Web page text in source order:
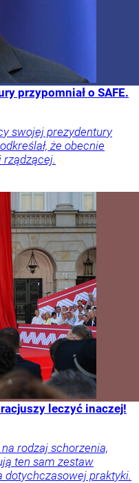
przypomniał o SAFE.
swojej prezydentury
że obecnie
rządzącej.
leczyć inaczej!
rodzaj schorzenia,
ten sam zestaw
dotychczasowej praktyki.